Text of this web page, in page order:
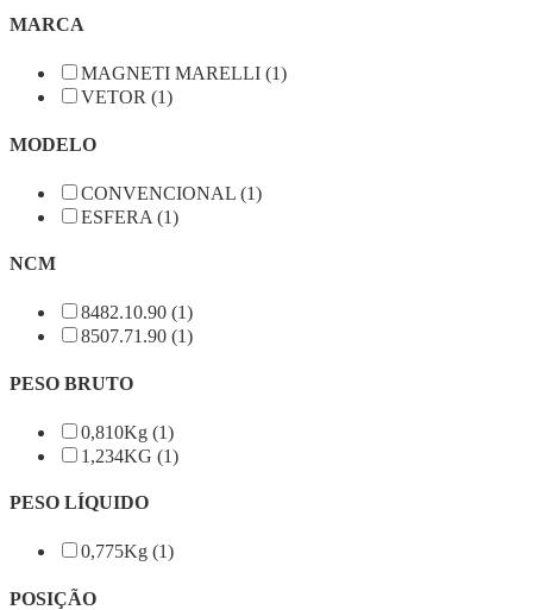
MARCA
MAGNETI MARELLI (1)
VETOR (1)
MODELO
CONVENCIONAL (1)
ESFERA (1)
NCM
8482.10.90 (1)
8507.71.90 (1)
PESO BRUTO
0,810Kg (1)
1,234KG (1)
PESO LÍQUIDO
0,775Kg (1)
POSIÇÃO